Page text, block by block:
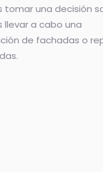
tomar una decisión
llevar a cabo una
de fachadas o